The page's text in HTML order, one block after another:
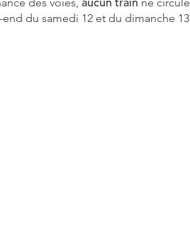
du samedi 12 et du dimanche 13